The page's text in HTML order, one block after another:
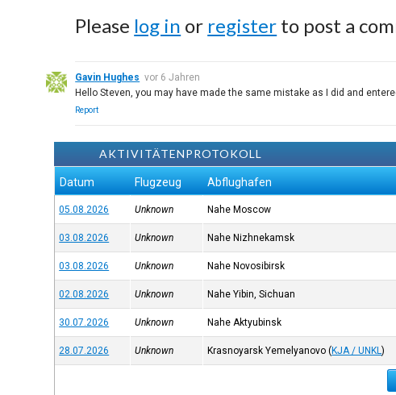
Please log in or register to post a
Gavin Hughes vor 6 Jahren
Hello Steven, you may have made the same mistake as I did and
Report
AKTIVITÄTENPROTOKOLL
Datum Flugzeug Abflughafen
05.08.2026 Unknown Nahe Moscow
03.08.2026 Unknown Nahe Nizhnekamsk
03.08.2026 Unknown Nahe Novosibirsk
02.08.2026 Unknown Nahe Yibin, Sichuan
30.07.2026 Unknown Nahe Aktyubinsk
28.07.2026 Unknown Krasnoyarsk Yemelyanovo (KJA / UNKL)